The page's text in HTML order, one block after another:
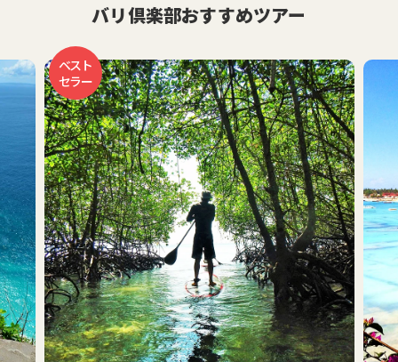
バリ倶楽部おすすめツアー
ベスト
セラー